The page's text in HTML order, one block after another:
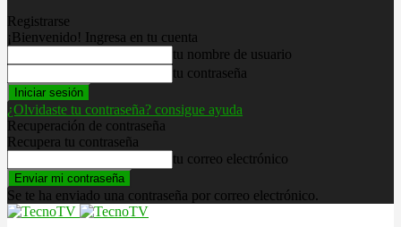
Registrarse
¡Bienvenido! Ingresa en tu cuenta
tu nombre de usuario
tu contraseña
¿Olvidaste tu contraseña? consigue ayuda
Recuperación de contraseña
Recupera tu contraseña
tu correo electrónico
Se te ha enviado una contraseña por correo electrónico.